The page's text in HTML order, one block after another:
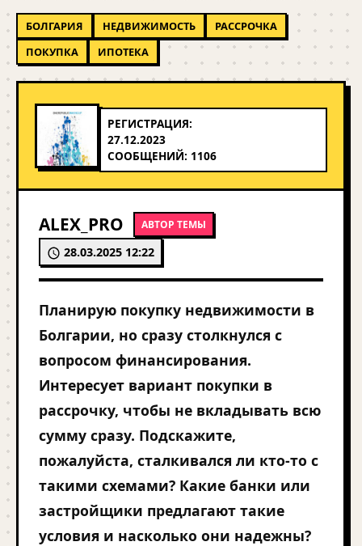
БОЛГАРИЯ НЕДВИЖИМОСТЬ
РАССРОЧКА
ПОКУПКА
ИПОТЕКА
РЕГИСТРАЦИЯ:
27.12.2023
СООБЩЕНИЙ: 1106
ALEX_PRO АВТОР ТЕМЫ
28.03.2025 12:22
Планирую покупку недвижимости в
Болгарии, но сразу столкнулся с
вопросом финансирования.
Интересует вариант покупки в
рассрочку, чтобы не вкладывать всю
сумму сразу. Подскажите,
пожалуйста, сталкивался ли кто-то с
такими схемами? Какие банки или
застройщики предлагают такие
условия и насколько они надежны?